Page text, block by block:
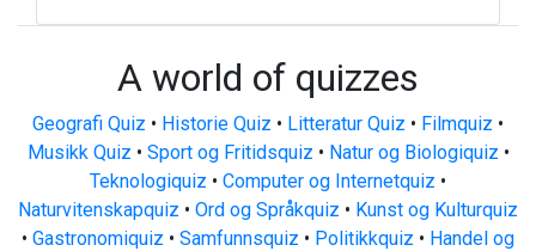
A world of quizzes
Geografi Quiz • Historie Quiz • Litteratur Quiz • Filmquiz •
Musikk Quiz • Sport og Fritidsquiz • Natur og Biologiquiz •
Teknologiquiz • Computer og Internetquiz •
Naturvitenskapquiz • Ord og Språkquiz • Kunst og Kulturquiz
• Gastronomiquiz • Samfunnsquiz • Politikkquiz • Handel og